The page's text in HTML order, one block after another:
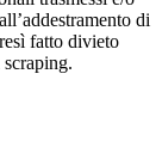
di
fatto divieto